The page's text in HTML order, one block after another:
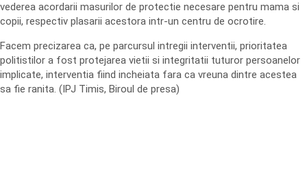
vederea acordarii masurilor de protectie necesare pentru mama si
copii, respectiv plasarii acestora intr-un centru de ocrotire.
Facem precizarea ca, pe parcursul intregii interventii, prioritatea
politistilor a fost protejarea vietii si integritatii tuturor persoanelor
implicate, interventia fiind incheiata fara ca vreuna dintre acestea
sa fie ranita. (IPJ Timis, Biroul de presa)